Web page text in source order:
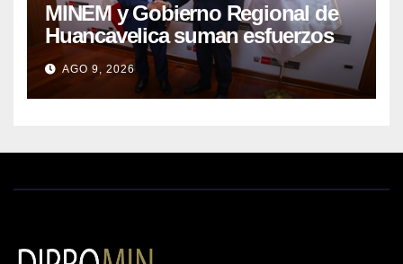
MINEM y Gobierno Regional de
Huancavelica suman esfuerzos
para acelerar proyectos de
energía y poner en valor los
recursos mineros
AGO 9, 2026